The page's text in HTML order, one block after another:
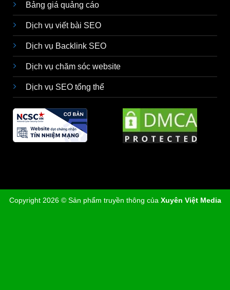
Bảng giá quảng cáo
Dịch vụ viết bài SEO
Dịch vụ Backlink SEO
Dịch vụ chăm sóc website
Dịch vụ SEO tổng thể
Copyright 2026 © Sản phẩm truyền thông của Xuyên Việt Media